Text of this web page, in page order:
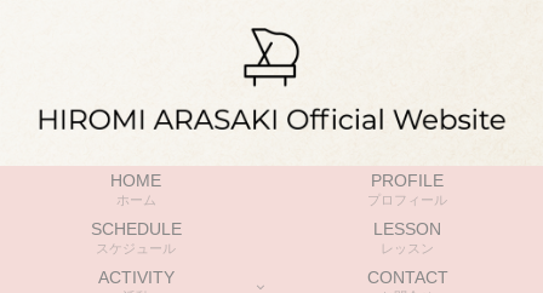
HOME
ホーム
PROFILE
プロフィール
SCHEDULE
スケジュール
LESSON
レッスン
ACTIVITY CONTACT